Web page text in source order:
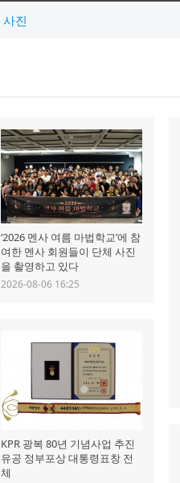
사진
‘2026 멘사 여름 마법학교’에 참
여한 멘사 회원들이 단체 사진
을 촬영하고 있다
2026-08-06 16:25
KPR 광복 80년 기념사업 추진
유공 정부포상 대통령표창 전
체